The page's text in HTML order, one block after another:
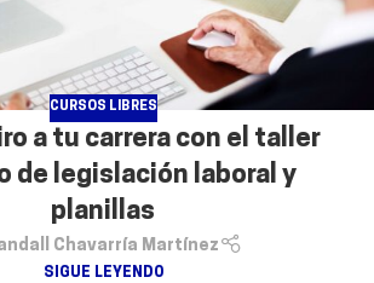
CURSOS LIBRES
a tu carrera con el taller
de legislación laboral y
planillas
Chavarría Martínez
SIGUE LEYENDO